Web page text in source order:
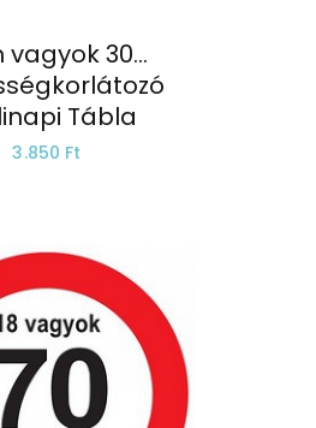
vagyok 30…
Tábla
3.850 Ft